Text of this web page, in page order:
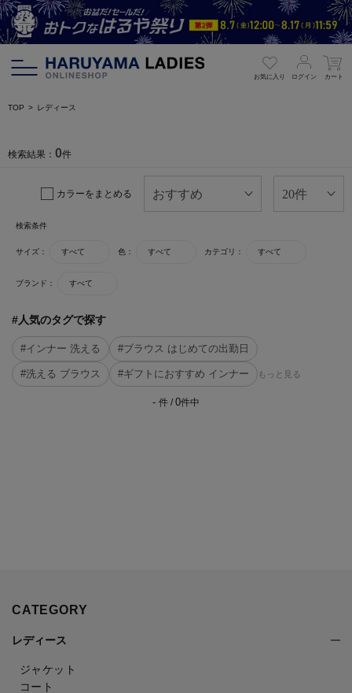
お気に入り ログイン カート
TOP レディース
検索結果： 0件
カラーをまとめる
検索条件
サイズ： すべて 色： すべて カテゴリ： すべて
ブランド： すべて
#人気のタグで探す
#インナー 洗える #ブラウス はじめての出勤日
#洗える ブラウス #ギフトにおすすめ インナー もっと見る
- 件 / 0件中
CATEGORY
レディース
ジャケット
コート